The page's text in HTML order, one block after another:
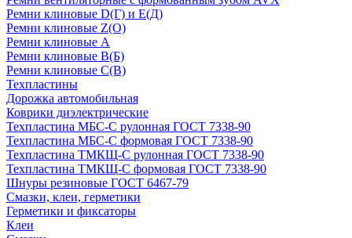
Ремни клиновые D(Г) и Е(Д)
Ремни клиновые Z(О)
Ремни клиновые А
Ремни клиновые В(Б)
Ремни клиновые С(В)
Техпластины
Дорожка автомобильная
Коврики диэлектрические
Техпластина МБС-С рулонная ГОСТ 7338-90
Техпластина МБС-С формовая ГОСТ 7338-90
Техпластина ТМКЩ-С рулонная ГОСТ 7338-90
Техпластина ТМКЩ-С формовая ГОСТ 7338-90
Шнуры резиновые ГОСТ 6467-79
Смазки, клеи, герметики
Герметики и фиксаторы
Клеи